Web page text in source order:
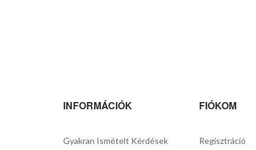
INFORMÁCIÓK
Gyakran Ismételt Kérdések
FIÓKOM
Regisztráció